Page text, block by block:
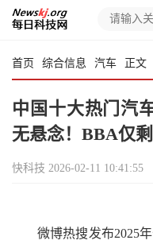
首页 综合信息 汽车 正文
中国十大热门汽
无悬念！BBA仅
快科技 2026-02-11 10:41:55
微博热搜发布2025年